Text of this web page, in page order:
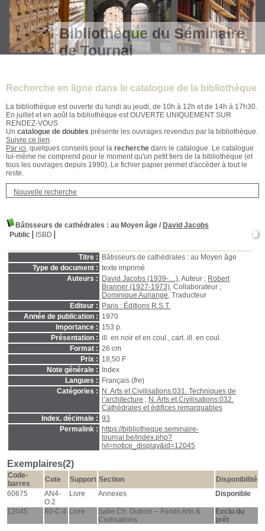
Bibliothèque du Séminaire
de Tournai
Recherche en ligne dans le catalogue de la bibliothèque
La bibliothèque est ouverte du lundi au jeudi, de 10h à 12h et de 14h à 17h30.
En juillet et en août la bibliothèque est OUVERTE UNIQUEMENT SUR
RENDEZ-VOUS
Un catalogue de doubles présente les ouvrages revendus par la bibliothèque.
Suivre ce lien.
Par ici, quelques conseils pour la recherche dans le catalogue. Le catalogue
lui-même ne comprend pour le moment qu'un petit tiers de la bibliothèque (et
tous les ouvrages depuis 1990). Le fichier papier permet d'accéder à tout le
reste.
Nouvelle recherche
Bâtisseurs de cathédrales : au Moyen âge / David Jacobs
Public
ISBD
Titre :
Bâtisseurs de cathédrales : au Moyen âge
Type de document : texte imprimé
Auteurs :
David Jacobs (1939-....), Auteur ; Robert
Branner (1927-1973), Collaborateur ;
Dominique Auriange, Traducteur
Editeur :
Paris : Éditions R.S.T.
Année de publication : 1970
Importance : 153 p.
Présentation : ill. en noir et en coul., cart. ill. en coul.
Format : 26 cm
Prix : 18,50 F
Note générale :
Index
Langues :
Français (fre)
Catégories :
N. Arts et Civilisations:031. Techniques de
l’architecture ; N. Arts et Civilisations:032.
Cathédrales et édifices remarquables
Index. décimale : 93
Permalink :
https://bibliotheque.seminaire-
tournai.be/index.php?
lvl=notice_display&id=12045
Exemplaires(2)
Code-
barres
Cote Support Section
Disponibilité
60675
AN4-
O.2
Livre Annexes Disponible
12045 80-C.4 Livre
Salle Ch. Dubois – Fonds Arts &
Civilisations
Exclu du
prêt